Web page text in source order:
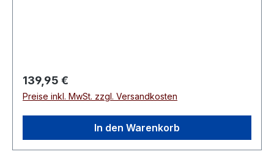
Regulärer Preis:
139,95 €
Preise inkl. MwSt. zzgl. Versandkosten
In den Warenkorb